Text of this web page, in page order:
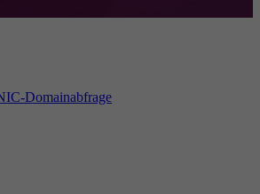
Domainabfrage